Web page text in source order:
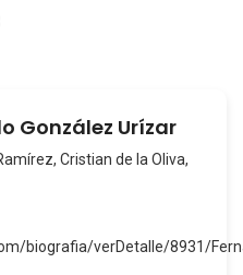
González Urízar
Cristian de la Oliva,
biografia/verDetalle/8931/